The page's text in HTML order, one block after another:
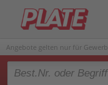
Angebote gelten nur für